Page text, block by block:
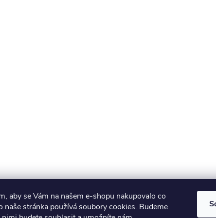
aby se Vám na našem e-shopu nakupovalo co
naše stránka používá soubory cookies. Budeme